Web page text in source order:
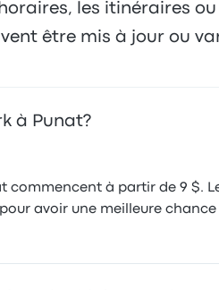
les itinéraires
être mis à jour ou
à Punat?
commencent à partir de 9 $.
avoir une meilleure